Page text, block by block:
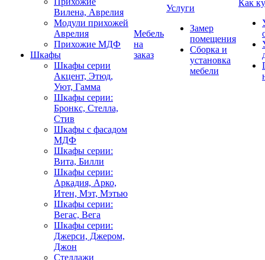
Вилена, Аврелия
Модули прихожей
Аврелия
Прихожие МДФ
Шкафы
Шкафы серии
Акцент, Этюд,
Уют, Гамма
Шкафы серии:
Бронкс, Стелла,
Стив
Шкафы с фасадом
МДФ
Шкафы серии:
Вита, Билли
Шкафы серии:
Аркадия, Арко,
Итен, Мэт, Мэтью
Шкафы серии:
Вегас, Вега
Шкафы серии:
Джерси, Джером,
Джон
Стеллажи
Мебель
на
заказ
Услуги
Замер
помещения
Сборка и
установка
мебели
Как